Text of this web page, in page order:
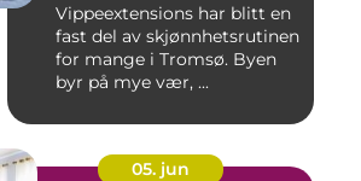
Vippeextensions har blitt en
fast del av skjønnhetsrutinen
for mange i Tromsø. Byen
byr på mye vær, ...
05. jun